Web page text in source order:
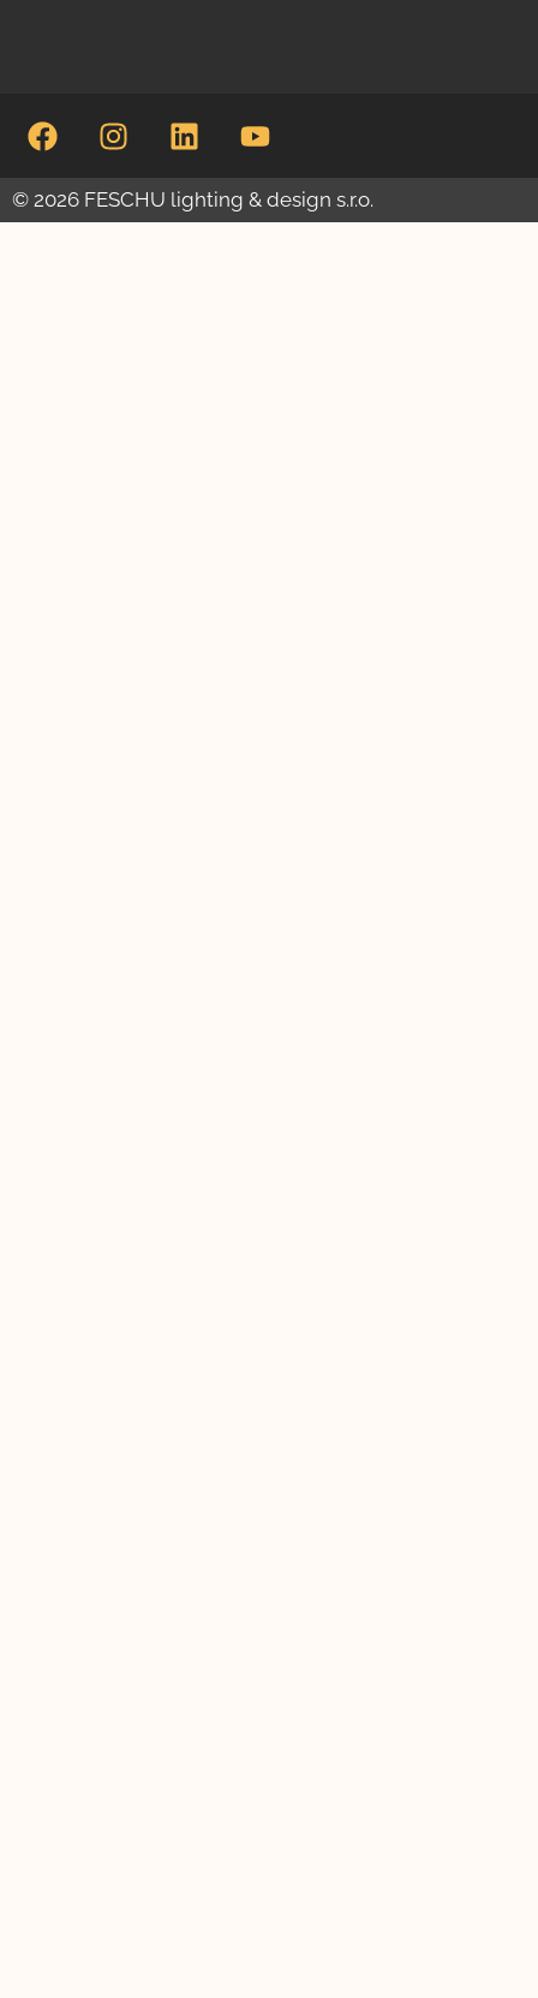
© 2026 FESCHU lighting & design s.r.o.